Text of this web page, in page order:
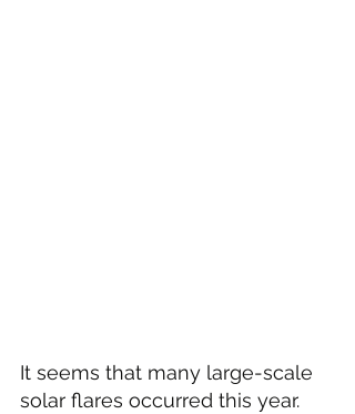
It seems that many large-scale
solar flares occurred this year.